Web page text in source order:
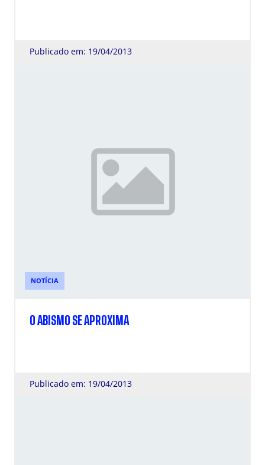
Publicado em: 19/04/2013
NOTÍCIA
O ABISMO SE APROXIMA
Publicado em: 19/04/2013